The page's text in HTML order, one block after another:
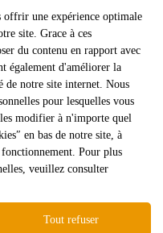
offrir une expérience optimale
site. Grace à ces
du contenu en rapport avec
également d'améliorer la
de notre site internet. Nous
pour lesquelles vous
modifier à n'importe quel
en bas de notre site, à
fonctionnement. Pour plus
veuillez consulter
Tout refuser